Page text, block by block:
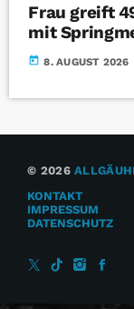
Frau greift
mit
today 8. AUGUST 2026
© 2026
KONTAKT
IMPRESSUM
DATENSCHUTZ